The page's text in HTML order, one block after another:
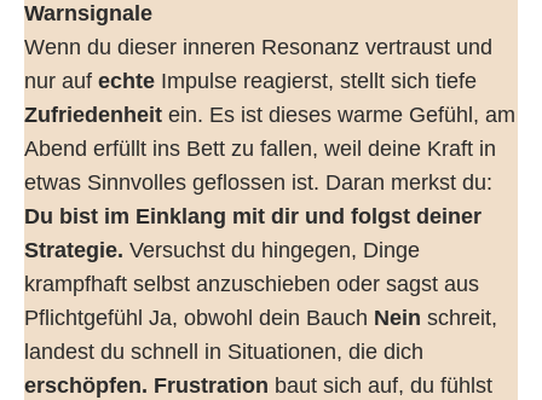
Warnsignale
Wenn du dieser inneren Resonanz vertraust und
nur auf echte Impulse reagierst, stellt sich tiefe
Zufriedenheit ein. Es ist dieses warme Gefühl, am
Abend erfüllt ins Bett zu fallen, weil deine Kraft in
etwas Sinnvolles geflossen ist. Daran merkst du:
Du bist im Einklang mit dir und folgst deiner
Strategie. Versuchst du hingegen, Dinge
krampfhaft selbst anzuschieben oder sagst aus
Pflichtgefühl Ja, obwohl dein Bauch Nein schreit,
landest du schnell in Situationen, die dich
erschöpfen. Frustration baut sich auf, du fühlst